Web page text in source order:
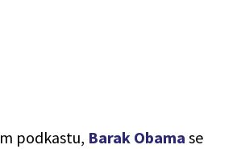
podkastu, Barak Obama se